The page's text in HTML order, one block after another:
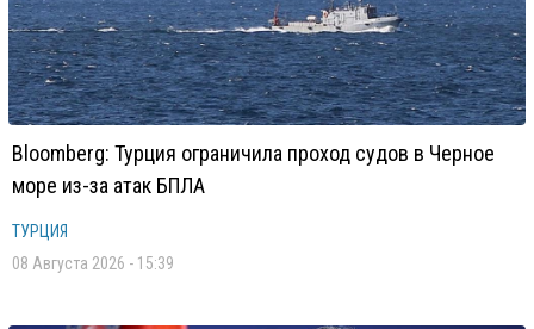
Bloomberg: Турция ограничила проход судов в Черное
море из-за атак БПЛА
ТУРЦИЯ
08 Августа 2026 - 15:39